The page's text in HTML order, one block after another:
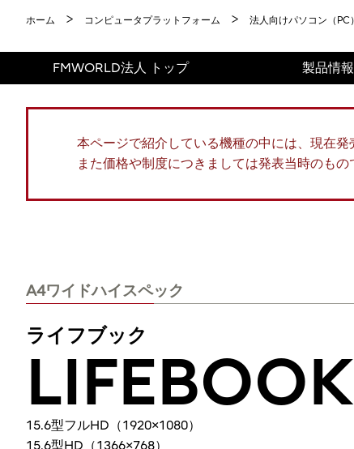
ホーム コンピュータプラットフォーム 法人向けパソコン（PC
FMWORLD法人 トップ 製品情報
本ページで紹介している機種の中には、現在発
また価格や制度につきましては発表当時のもの
A4ワイドハイスペック
ライフブック
15.6型フルHD（1920×1080）
15.6型HD（1366×768）